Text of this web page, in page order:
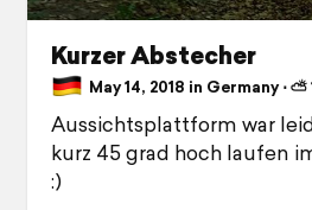
Kurzer Abstecher
May 14, 2018 in Germany ⋅ ⛅
Aussichtsplattform war
kurz 45 grad hoch laufen
:)